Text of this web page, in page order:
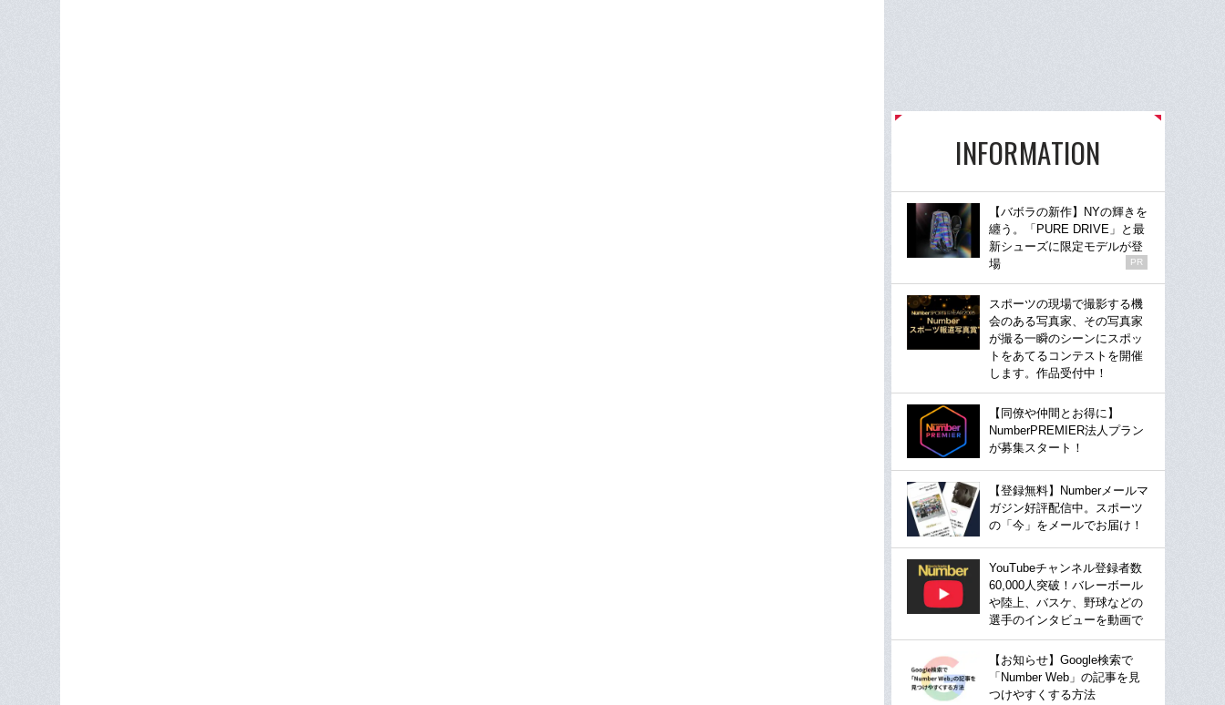
INFORMATION
【バボラの新作】NYの輝きを
纏う。「PURE DRIVE」と最
新シューズに限定モデルが登
場
PR
スポーツの現場で撮影する機
会のある写真家、その写真家
が撮る一瞬のシーンにスポッ
トをあてるコンテストを開催
します。作品受付中！
【同僚や仲間とお得に】
NumberPREMIER法人プラン
が募集スタート！
【登録無料】Numberメールマ
ガジン好評配信中。スポーツ
の「今」をメールでお届け！
YouTubeチャンネル登録者数
60,000人突破！バレーボール
や陸上、バスケ、野球などの
選手のインタビューを動画で
【お知らせ】Google検索で
「Number Web」の記事を見
つけやすくする方法